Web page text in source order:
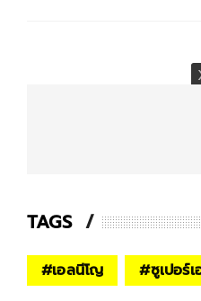
TAGS
#เอลนีโญ #ซูเปอร์